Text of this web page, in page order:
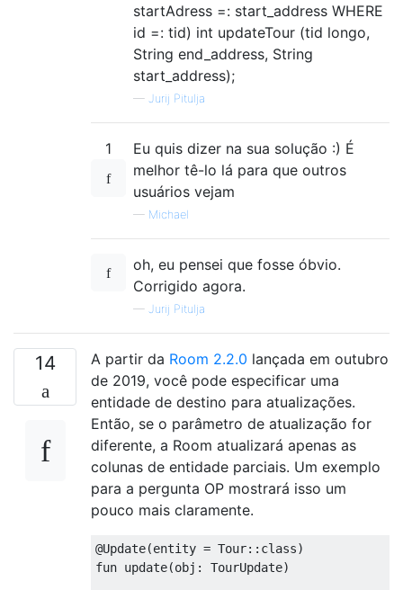
startAdress =: start_address WHERE
id =: tid) int updateTour (tid longo,
String end_address, String
start_address);
— Jurij Pitulja
1
Eu quis dizer na sua solução :) É
melhor tê-lo lá para que outros
usuários vejam
— Michael
oh, eu pensei que fosse óbvio.
Corrigido agora.
— Jurij Pitulja
14 A partir da Room 2.2.0 lançada em outubro
de 2019, você pode especificar uma
entidade de destino para atualizações.
Então, se o parâmetro de atualização for
diferente, a Room atualizará apenas as
colunas de entidade parciais. Um exemplo
para a pergunta OP mostrará isso um
pouco mais claramente.
@Update(entity = Tour:: class)
fun update(obj : TourUpdate)